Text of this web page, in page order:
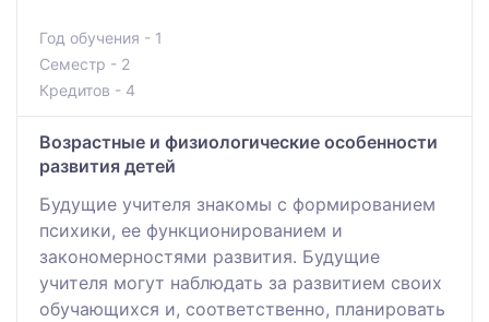
Год обучения - 1
Семестр - 2
Кредитов - 4
Возрастные и физиологические особенности
развития детей
Будущие учителя знакомы с формированием
психики, ее функционированием и
закономерностями развития. Будущие
учителя могут наблюдать за развитием своих
обучающихся и, соответственно, планировать